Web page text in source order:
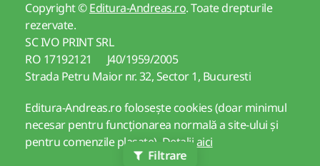
Copyright ©Editura-Andreas.ro. Toate drepturile
rezervate.
SC IVO PRINT SRL
RO 17192121 J40/1959/2005
Strada Petru Maior nr. 32, Sector 1, Bucuresti
Editura-Andreas.ro folosește cookies (doar minimul
necesar pentru funcționarea normală a site-ului și
pentru comenzile plasate). Detalii aici
Filtrare